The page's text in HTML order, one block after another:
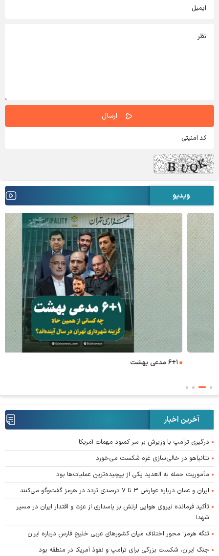
ویدیو
آخرین اخبار
درگیری ترامپ با وزیرش بر سر کمبود مهمات آمریکا
نتانیاهو در خالی‌سازی غزه شکست می‌خورد
مأموریت حمله به العدید یکی از پیچیده‌ترین عملیات‌ها بود
ایران و عمان درباره عوارض ۳ تا ۷ درصدی تردد در هرمز گفت‌وگو می‌کنند
تأکید فرمانده نیروی هوایی ارتش بر پاسداری از عزت و اقتدار ایران در مسیر
شهدا
تنگه هرمز؛ محور اختلاف میان کشورهای عربی خلیج فارس درباره ایران
جنگ ایران، شکست بزرگی برای ترامپ و نفوذ آمریکا در منطقه بود